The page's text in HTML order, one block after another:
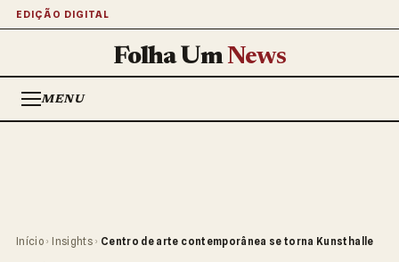
EDIÇÃO DIGITAL
Folha UmNews
MENU
Início › Insights › Centro de arte contemporânea se torna Kunsthalle